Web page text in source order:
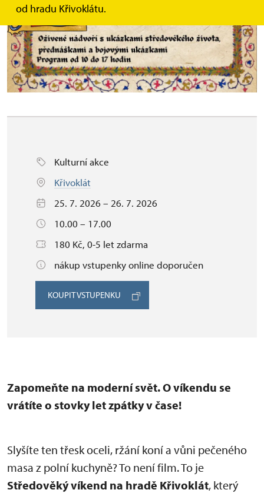
od hradu Křivoklátu.
Kulturní akce
Křivoklát
25. 7. 2026 – 26. 7. 2026
10.00 – 17.00
180 Kč, 0-5 let zdarma
nákup vstupenky online doporučen
KOUPIT VSTUPENKU
Zapomeňte na moderní svět. O víkendu se
vrátíte o stovky let zpátky v čase!
Slyšíte ten třesk oceli, ržání koní a vůni pečeného
masa z polní kuchyně? To není film. To je
Středověký víkend na hradě Křivoklát, který